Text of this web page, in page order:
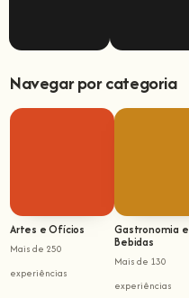
Navegar por categoria
Artes e Ofícios
Mais de 250
experiências
Gastronomia e
Bebidas
Mais de 130
experiências